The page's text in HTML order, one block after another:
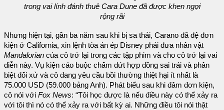
trong vai lính đánh thuê Cara Dune đã được khen ngợi
rộng rãi
Nhưng hiện tại, gần ba năm sau khi bị sa thải, Carano đã đệ đơn
kiện ở California, xin lệnh tòa án ép Disney phải đưa nhân vật
Mandalorian của cô trở lại trong các tập phim và cho cô trở lại vai
diễn này. Vụ kiện cáo buộc chấm dứt hợp đồng sai trái và phân
biệt đối xử và cô đang yêu cầu bồi thường thiệt hại ít nhất là
75.000 USD (59.000 bảng Anh). Phát biểu sau khi đâm đơn kiện,
cô nói với Fox News: “Tôi học được là nếu điều này có thể xảy ra
với tôi thì nó có thể xảy ra với bất kỳ ai. Những điều tôi nói thật